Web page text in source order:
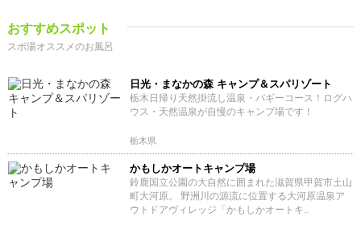
おすすめスポット
スポ湯オススメのお風呂
日光・まなかの森 キャンプ＆スパリゾート
栃木日帰り天然掛流し温泉・バギーコース！ログハ
ウス・天然温泉が自慢のキャンプ場です！
栃木県
かもしかオートキャンプ場
鈴鹿国立公園の大自然に囲まれた滋賀県甲賀市土山
町大河原。 野洲川の源流に位置する大河原温泉ア
ウトドアヴィレッジ「かもしかオートキ..